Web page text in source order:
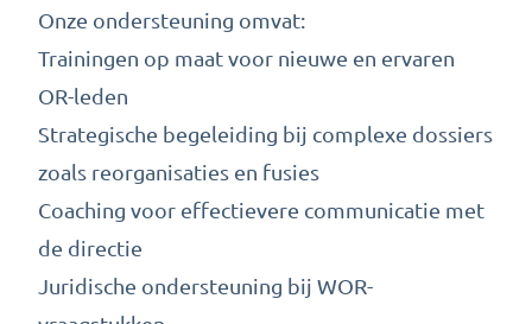
Onze ondersteuning omvat:
Trainingen op maat voor nieuwe en ervaren
OR-leden
Strategische begeleiding bij complexe dossiers
zoals reorganisaties en fusies
Coaching voor effectievere communicatie met
de directie
Juridische ondersteuning bij WOR-